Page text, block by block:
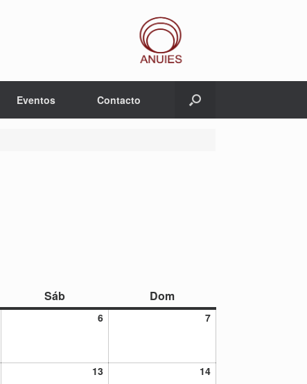
Eventos Contacto
Sábsábado Domdomingo
66
77
1313
1414